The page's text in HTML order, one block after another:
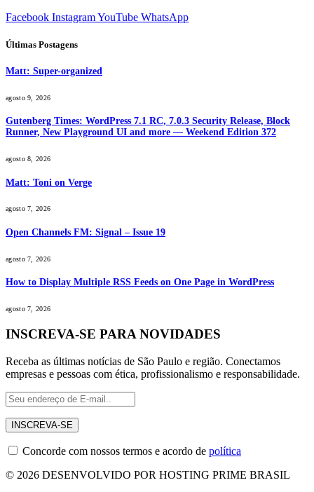
Facebook InstagramYouTube WhatsApp
Últimas Postagens
Matt: Super-organized
agosto 9, 2026
Gutenberg Times: WordPress 7.1 RC, 7.0.3 Security Release, Block
Runner, New Playground UI and more — Weekend Edition 372
agosto 8, 2026
Matt: Toni on Verge
agosto 7, 2026
Open Channels FM: Signal – Issue 19
agosto 7, 2026
How to Display Multiple RSS Feeds on One Page in WordPress
agosto 7, 2026
INSCREVA-SE PARA NOVIDADES
Receba as últimas notícias de São Paulo e região. Conectamos
empresas e pessoas com ética, profissionalismo e responsabilidade.
Concorde com nossos termos e acordo de política
© 2026 DESENVOLVIDO POR HOSTING PRIME BRASIL